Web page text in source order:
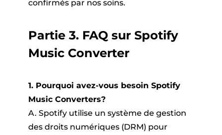
confirmés par nos soins.
Partie 3. FAQ sur Spotify
Music Converter
1. Pourquoi avez-vous besoin Spotify
Music Converters?
A. Spotify utilise un système de gestion
des droits numériques (DRM) pour